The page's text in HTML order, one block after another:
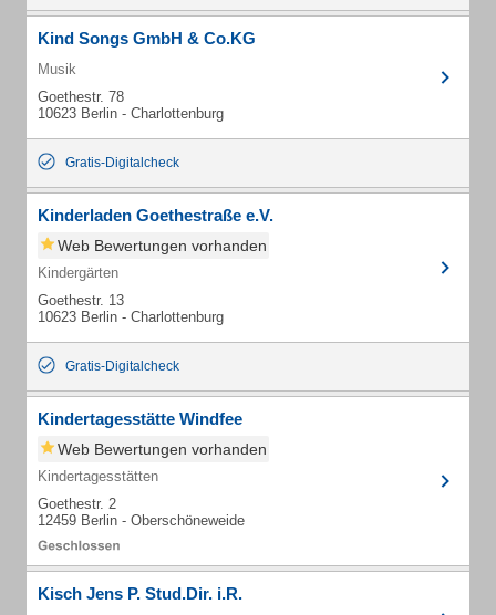
Kind Songs GmbH & Co.KG
Musik
Goethestr. 78
10623 Berlin - Charlottenburg
Gratis-Digitalcheck
Kinderladen Goethestraße e.V.
Web Bewertungen vorhanden
Kindergärten
Goethestr. 13
10623 Berlin - Charlottenburg
Gratis-Digitalcheck
Kindertagesstätte Windfee
Web Bewertungen vorhanden
Kindertagesstätten
Goethestr. 2
12459 Berlin - Oberschöneweide
Kisch Jens P. Stud.Dir. i.R.